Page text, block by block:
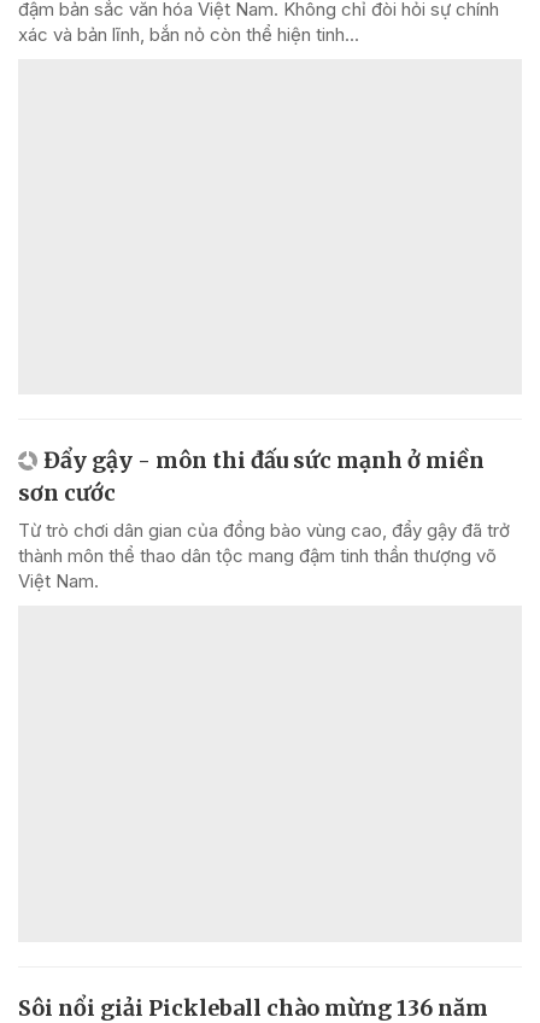
đậm bản sắc văn hóa Việt Nam. Không chỉ đòi hỏi sự chính
xác và bản lĩnh, bắn nỏ còn thể hiện tinh...
Đẩy gậy - môn thi đấu sức mạnh ở miền
sơn cước
Từ trò chơi dân gian của đồng bào vùng cao, đẩy gậy đã trở
thành môn thể thao dân tộc mang đậm tinh thần thượng võ
Việt Nam.
Sôi nổi giải Pickleball chào mừng 136 năm